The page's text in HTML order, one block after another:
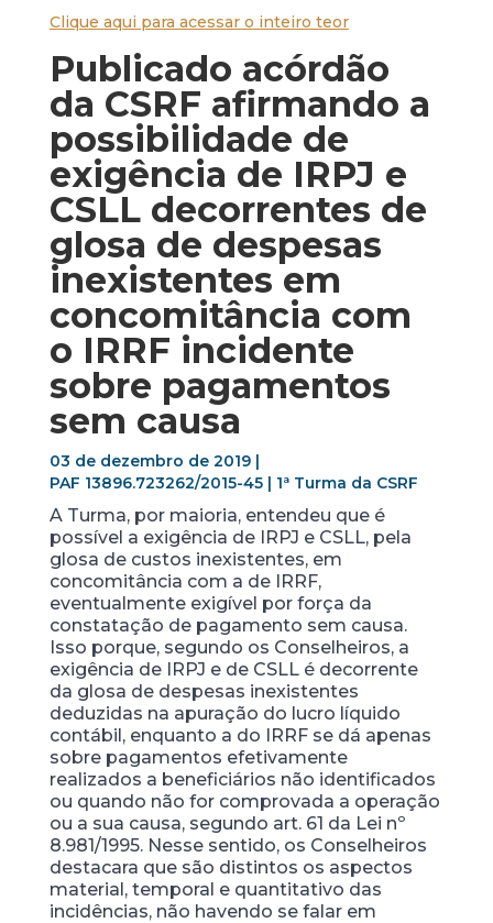
Clique aqui para acessar o inteiro teor
Publicado acórdão
da CSRF afirmando a
possibilidade de
exigência de IRPJ e
CSLL decorrentes de
glosa de despesas
inexistentes em
concomitância com
o IRRF incidente
sobre pagamentos
sem causa
03 de dezembro de 2019 |
PAF 13896.723262/2015-45 | 1ª Turma da CSRF
A Turma, por maioria, entendeu que é
possível a exigência de IRPJ e CSLL, pela
glosa de custos inexistentes, em
concomitância com a de IRRF,
eventualmente exigível por força da
constatação de pagamento sem causa.
Isso porque, segundo os Conselheiros, a
exigência de IRPJ e de CSLL é decorrente
da glosa de despesas inexistentes
deduzidas na apuração do lucro líquido
contábil, enquanto a do IRRF se dá apenas
sobre pagamentos efetivamente
realizados a beneficiários não identificados
ou quando não for comprovada a operação
ou a sua causa, segundo art. 61 da Lei nº
8.981/1995. Nesse sentido, os Conselheiros
destacara que são distintos os aspectos
material, temporal e quantitativo das
incidências, não havendo se falar em